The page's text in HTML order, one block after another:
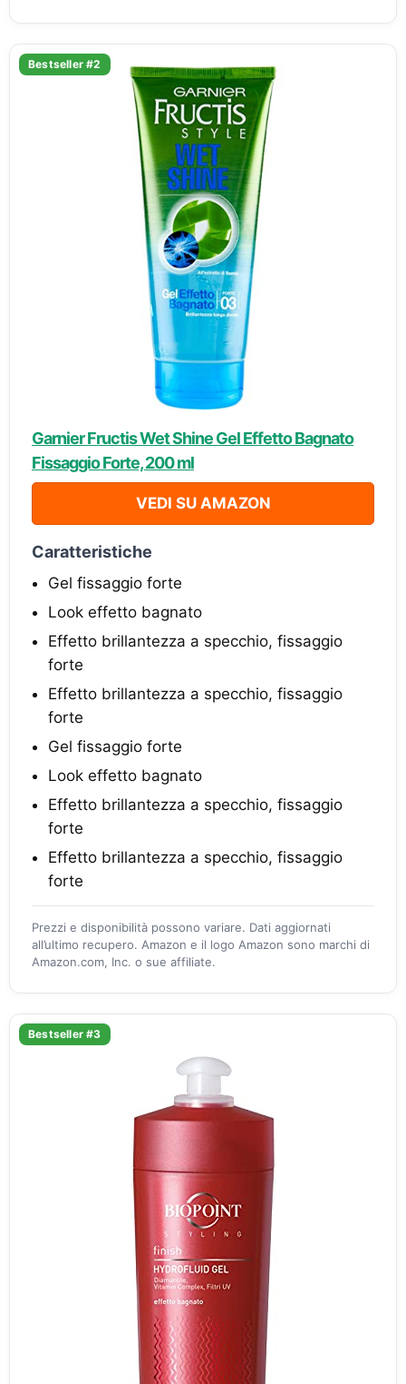
Bestseller #2
Garnier Fructis Wet Shine Gel Effetto Bagnato
Fissaggio Forte, 200 ml
VEDI SU AMAZON
Caratteristiche
Gel fissaggio forte
Look effetto bagnato
Effetto brillantezza a specchio, fissaggio
forte
Effetto brillantezza a specchio, fissaggio
forte
Gel fissaggio forte
Look effetto bagnato
Effetto brillantezza a specchio, fissaggio
forte
Effetto brillantezza a specchio, fissaggio
forte
Prezzi e disponibilità possono variare. Dati aggiornati
all’ultimo recupero. Amazon e il logo Amazon sono marchi di
Amazon.com, Inc. o sue affiliate.
Bestseller #3